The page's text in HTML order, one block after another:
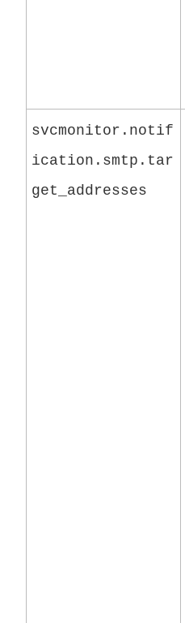
svcmonitor.notif
ication.smtp.tar
get_addresses